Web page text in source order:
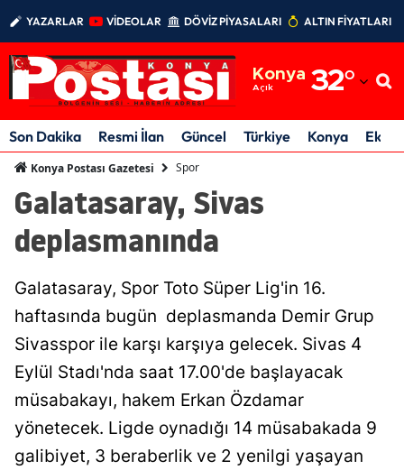
YAZARLAR VİDEOLAR DÖVİZ PİYASALARI ALTIN FİYATLARI
Konya
Açık 32°
Adıyaman
Afyonkarahisar
Artvin
Aydın
Balıkesir
Bilecik
Bingöl
Son Dakika Resmi İlan Güncel Türkiye Konya
Konya Postası Gazetesi Spor
Galatasaray, Sivas
deplasmanında
Galatasaray, Spor Toto Süper Lig'in 16.
haftasında bugün deplasmanda Demir Grup
Sivasspor ile karşı karşıya gelecek. Sivas 4
Eylül Stadı'nda saat 17.00'de başlayacak
müsabakayı, hakem Erkan Özdamar
yönetecek. Ligde oynadığı 14 müsabakada 9
galibiyet, 3 beraberlik ve 2 yenilgi yaşayan